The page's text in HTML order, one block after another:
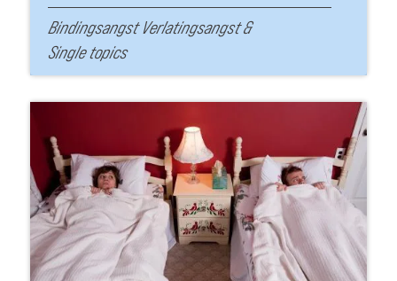
Bindingsangst Verlatingsangst&
Single topics